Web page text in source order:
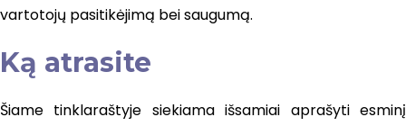
vartotojų pasitikėjimą bei saugumą.
Ką atrasite
Šiame tinklaraštyje siekiama išsamiai aprašyti esminį